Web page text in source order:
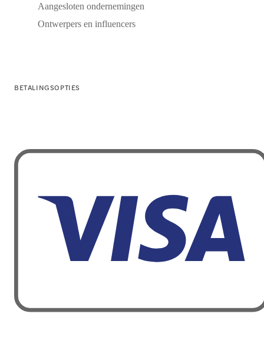
Aangesloten ondernemingen
Ontwerpers en influencers
BETALINGSOPTIES